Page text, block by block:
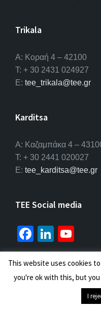
Trikala
Α: Κοραή 4 – 42100
T: + 30 2431 024927
E: tee_trikala@tee.gr
Karditsa
A: Καζαμπάκα 4 –
T: + 30 2441 020027
E: tee_karditsa@tee.gr
TEE Social media
Fa
ce
b
o
Li
n
ke
dI
u
T
u
b
© 2026 ΤΕΕ |
This website uses cookies
you're ok with this, but
I